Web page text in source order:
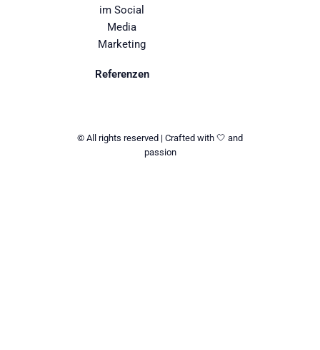
im Social
Media
Marketing
Referenzen
© All rights reserved | Crafted with 🤍 and
passion